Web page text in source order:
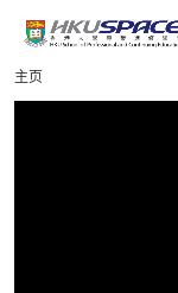
content
Main
content
主页